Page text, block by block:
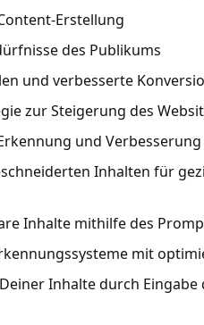
Erstellung
des Publikums
und verbesserte
zur Steigerung des
und
Inhalten für
Inhalte mithilfe des
mit
Inhalte durch Eingabe